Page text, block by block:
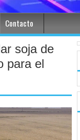
Contacto
soja de
para el